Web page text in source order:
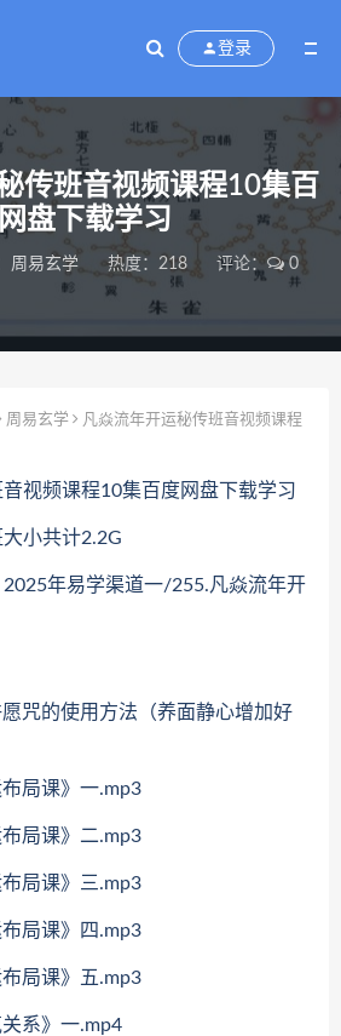
登录
传班音视频课程10集百
盘下载学习
周易玄学 热度：218 评论： 0
周易玄学
凡焱流年开运秘传班音视频课程
视频课程10集百度网盘下载学习
小共计2.2G
年易学渠道一/255.凡焱流年开
咒的使用方法（养面静心增加好
局课》一.mp3
局课》二.mp3
局课》三.mp3
局课》四.mp3
局课》五.mp3
系》一.mp4